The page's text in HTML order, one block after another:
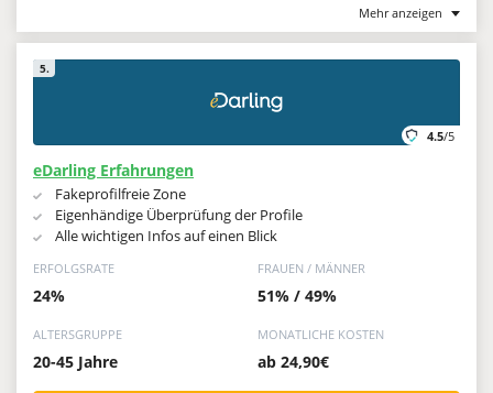
Mehr anzeigen
5.
4.5/5
eDarling Erfahrungen
Fakeprofilfreie Zone
Eigenhändige Überprüfung der Profile
Alle wichtigen Infos auf einen Blick
ERFOLGSRATE
24%
FRAUEN / MÄNNER
51% / 49%
ALTERSGRUPPE
20-45 Jahre
MONATLICHE KOSTEN
ab 24,90€